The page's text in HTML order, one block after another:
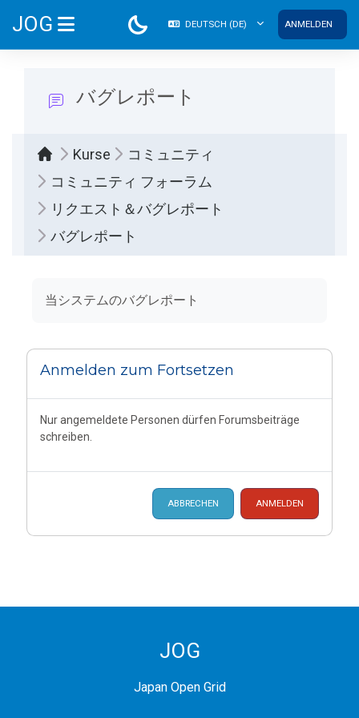
JOG
WEBSITE-ÜBERSICHT
DEUTSCH ‎(DE)‎ ANMELDEN
バグレポート
Kurse
コミュニティ
コミュニティ フォーラム
リクエスト＆バグレポート
バグレポート
当システムのバグレポート
Anmelden zum Fortsetzen
Nur angemeldete Personen dürfen Forumsbeiträge
schreiben.
ABBRECHEN ANMELDEN
JOG
Japan Open Grid